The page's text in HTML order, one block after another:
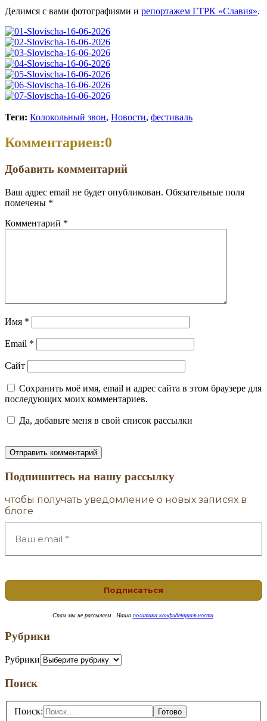
Делимся с вами фотографиями и репортажем ГТРК «Славия».
Теги: Колокольный звон, Новости, фестиваль
Комментариев:0
Добавить комментарий
Ваш адрес email не будет опубликован. Обязательные поля
помечены *
Комментарий *
Имя *
Email *
Сайт
Сохранить моё имя, email и адрес сайта в этом браузере для
последующих моих комментариев.
Да, добавьте меня в свой список рассылки
Подпишитесь на нашу рассылку
чтобы получать уведомление о новых записях в
блоге
Спам мы не рассылаем . Наша политика конфиденциальности.
Рубрики
Рубрики
Поиск
Поиск: